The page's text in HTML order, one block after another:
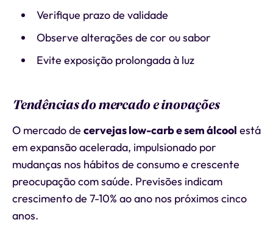
Verifique prazo de validade
Observe alterações de cor ou sabor
Evite exposição prolongada à luz
Tendências do mercado e inovações
O mercado de cervejas low-carb e sem álcool está
em expansão acelerada, impulsionado por
mudanças nos hábitos de consumo e crescente
preocupação com saúde. Previsões indicam
crescimento de 7-10% ao ano nos próximos cinco
anos.